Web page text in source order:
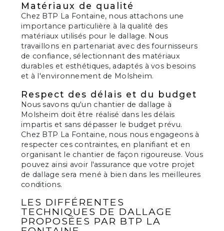
Matériaux de qualité
Chez BTP La Fontaine, nous attachons une
importance particulière à la qualité des
matériaux utilisés pour le dallage. Nous
travaillons en partenariat avec des fournisseurs
de confiance, sélectionnant des matériaux
durables et esthétiques, adaptés à vos besoins
et à l'environnement de Molsheim.
Respect des délais et du budget
Nous savons qu'un chantier de dallage à
Molsheim doit être réalisé dans les délais
impartis et sans dépasser le budget prévu.
Chez BTP La Fontaine, nous nous engageons à
respecter ces contraintes, en planifiant et en
organisant le chantier de façon rigoureuse. Vous
pouvez ainsi avoir l'assurance que votre projet
de dallage sera mené à bien dans les meilleures
conditions.
LES DIFFÉRENTES
TECHNIQUES DE DALLAGE
PROPOSÉES PAR BTP LA